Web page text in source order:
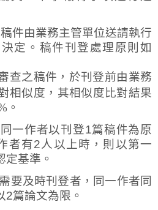
件由業務主管單位送請執行
定。稿件刊登處理原則如
查之稿件，於刊登前由業務
相似度，其相似度比對結果
。
一作者以刊登1篇稿件為原
者有2人以上時，則以第一
定基準。
要及時刊登者，同一作者同
2篇論文為限。